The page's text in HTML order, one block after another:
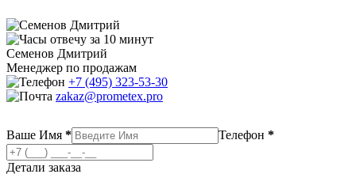
отвечу за 10 минут
Семенов Дмитрий
Менеджер по продажам
+7 (495) 323-53-30
zakaz@prometex.pro
Ваше Имя * Телефон *
Детали заказа